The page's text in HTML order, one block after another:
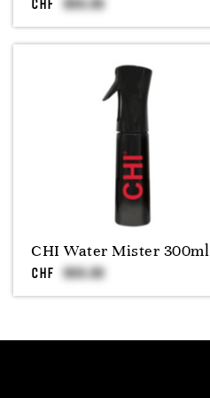
CHF
CHI Water Mister 300ml
CHF